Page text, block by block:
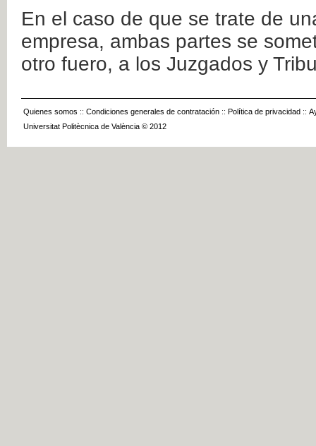
En el caso de que se trate de
empresa, ambas partes se
otro fuero, a los Juzgados y
Quienes somos :: Condiciones generales de contratación :: Política de privacidad ::
Universitat Politècnica de València © 2012